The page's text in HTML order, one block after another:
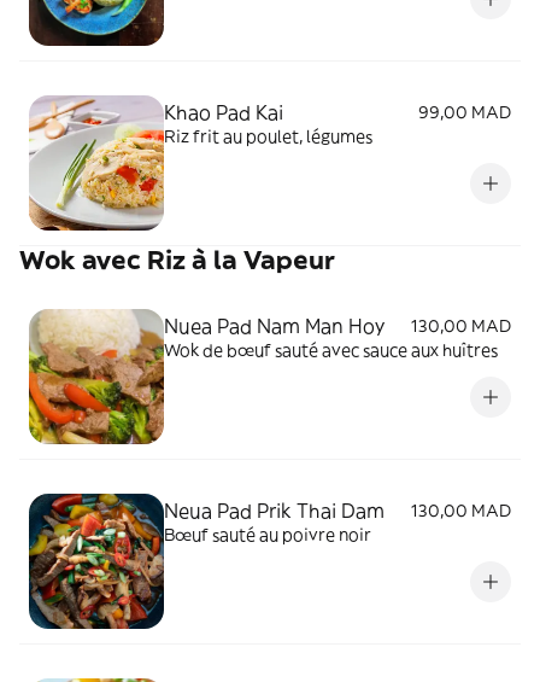
Khao Pad Kai
99,00 MAD
Riz frit au poulet, légumes
Wok avec Riz à la Vapeur
Nuea Pad Nam Man Hoy
130,00 MAD
Wok de bœuf sauté avec sauce aux huîtres
Neua Pad Prik Thai Dam
130,00 MAD
Bœuf sauté au poivre noir